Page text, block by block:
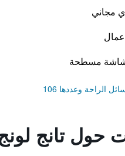
مجاني
مسطحة
الراحة وعددها 106
حول تانج